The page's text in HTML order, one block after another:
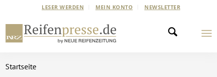
LESER WERDEN MEIN KONTO NEWSLETTER
Startseite